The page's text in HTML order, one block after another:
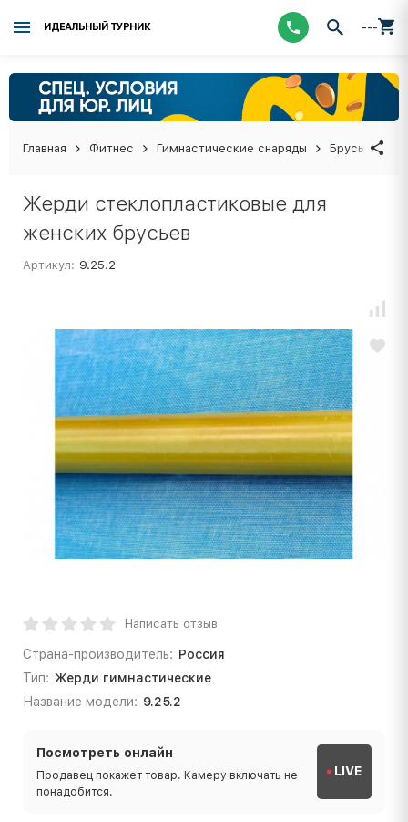
ИДЕАЛЬНЫЙ ТУРНИК ---
Главная Фитнес Гимнастические снаряды Брусья
Жерди стеклопластиковые для
женских брусьев
Артикул: 9.25.2
Написать отзыв
Страна-производитель: Россия
Тип: Жерди гимнастические
Название модели: 9.25.2
Посмотреть онлайн
Продавец покажет товар. Камеру включать не
понадобится.
LIVE